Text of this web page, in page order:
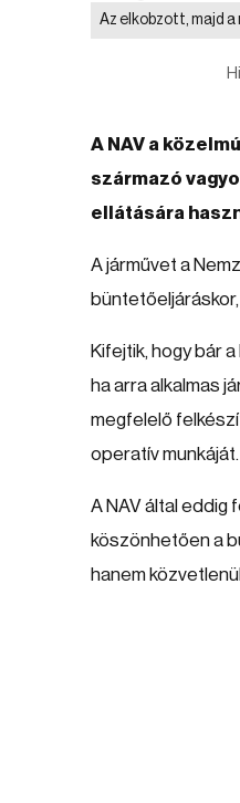
Az elkobzott, majd
A NAV a
származó
ellátására
A járművet a
Kifejtik, hogy bár
ha arra alkalmas
megfelelő
operatív munkáját.
A NAV által eddig
köszönhetően a
hanem